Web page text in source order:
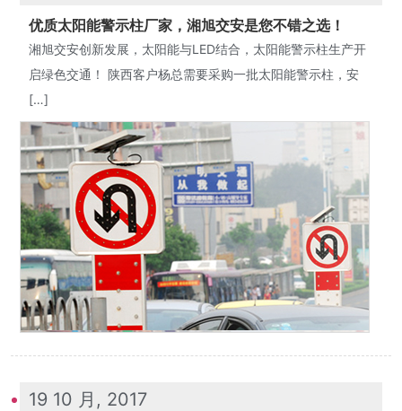
优质太阳能警示柱厂家，湘旭交安是您不错之选！
湘旭交安创新发展，太阳能与LED结合，太阳能警示柱生产开
启绿色交通！ 陕西客户杨总需要采购一批太阳能警示柱，安
[…]
19 10 月, 2017